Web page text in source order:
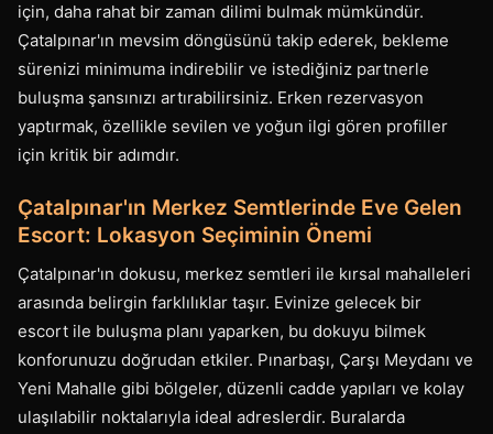
için, daha rahat bir zaman dilimi bulmak mümkündür.
Çatalpınar'ın mevsim döngüsünü takip ederek, bekleme
sürenizi minimuma indirebilir ve istediğiniz partnerle
buluşma şansınızı artırabilirsiniz. Erken rezervasyon
yaptırmak, özellikle sevilen ve yoğun ilgi gören profiller
için kritik bir adımdır.
Çatalpınar'ın Merkez Semtlerinde Eve Gelen
Escort: Lokasyon Seçiminin Önemi
Çatalpınar'ın dokusu, merkez semtleri ile kırsal mahalleleri
arasında belirgin farklılıklar taşır. Evinize gelecek bir
escort ile buluşma planı yaparken, bu dokuyu bilmek
konforunuzu doğrudan etkiler. Pınarbaşı, Çarşı Meydanı ve
Yeni Mahalle gibi bölgeler, düzenli cadde yapıları ve kolay
ulaşılabilir noktalarıyla ideal adreslerdir. Buralarda